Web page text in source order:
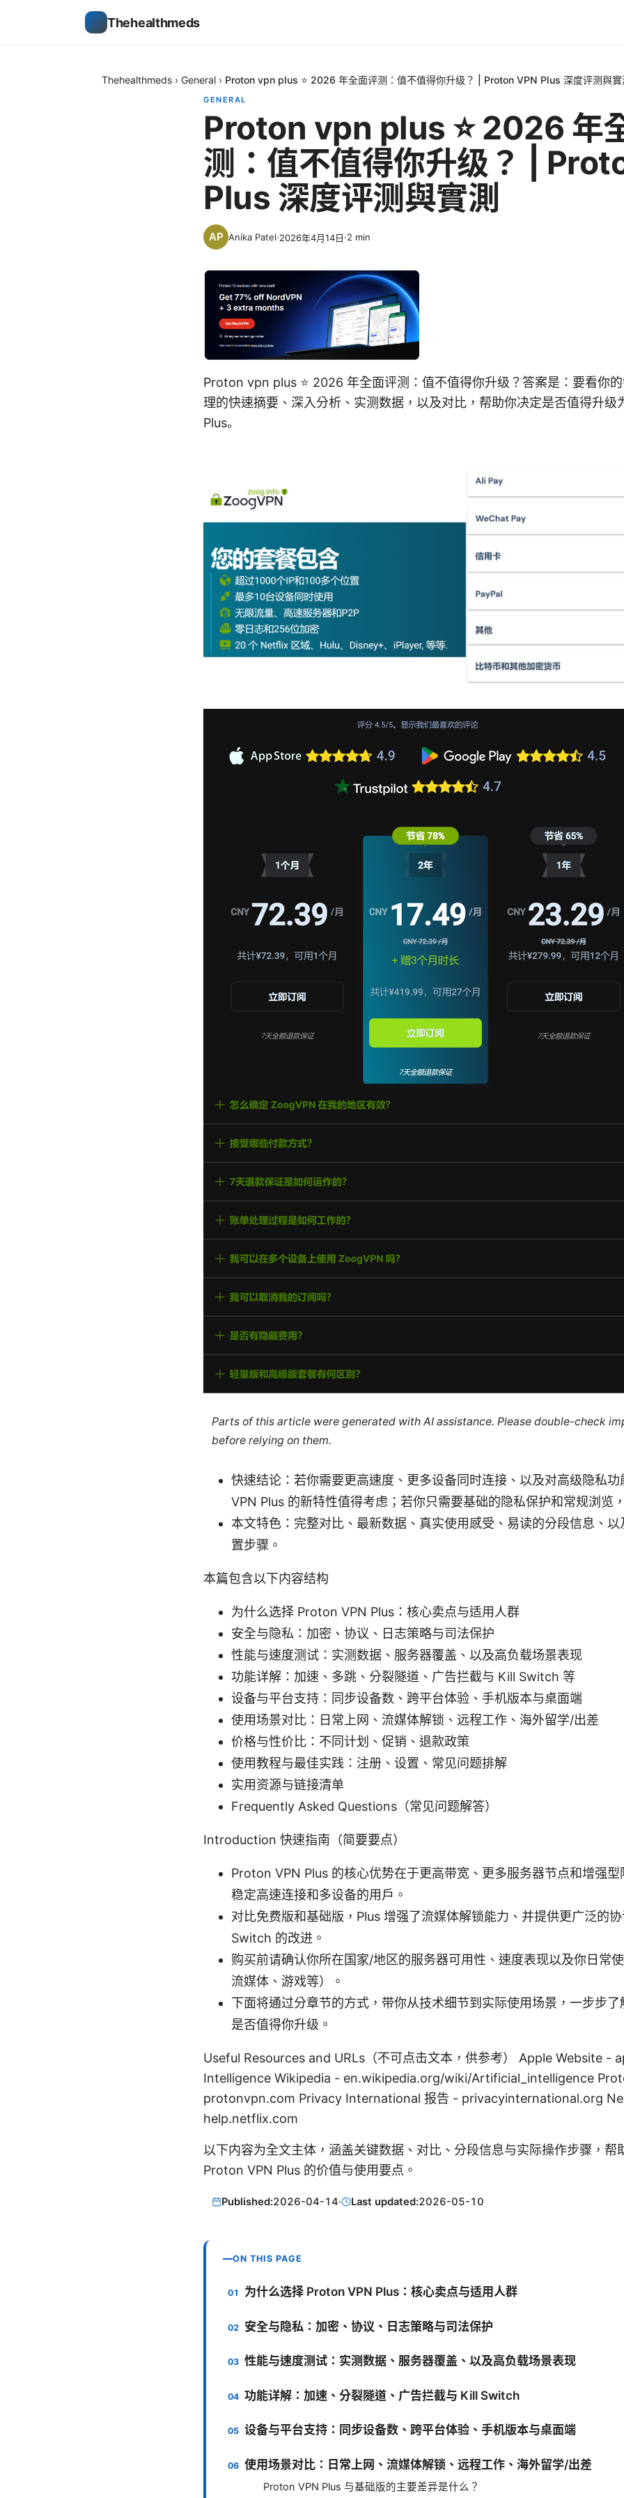
Thehealthmeds
Thehealthmeds › General › Proton vpn plus ⭐ 2026 年全面评测：值不值得你升级？ | Proton VPN Plus 深度评测與實
GENERAL
Proton vpn plus ⭐ 2026 年
测：值不值得你升级？ |
Plus 深度评测與實測
Anika Patel·2026年4月14日·2 min
Proton vpn plus ⭐ 2026 年全面评测：值不值得你升级？答案是：要看你
理的快速摘要、深入分析、实测数据，以及对比，帮助你决定是否值得升级
Plus。
Parts of this article were generated with AI assistance. Please double-check
before relying on them.
快速结论：若你需要更高速度、更多设备同时连接、以及对高级隐私
VPN Plus 的新特性值得考虑；若你只需要基础的隐私保护和常规浏览
本文特色：完整对比、最新数据、真实使用感受、易读的分段信息、
置步骤。
本篇包含以下内容结构
为什么选择 Proton VPN Plus：核心卖点与适用人群
安全与隐私：加密、协议、日志策略与司法保护
性能与速度测试：实测数据、服务器覆盖、以及高负载场景表现
功能详解：加速、多跳、分裂隧道、广告拦截与 Kill Switch 等
设备与平台支持：同步设备数、跨平台体验、手机版本与桌面端
使用场景对比：日常上网、流媒体解锁、远程工作、海外留学/出差
价格与性价比：不同计划、促销、退款政策
使用教程与最佳实践：注册、设置、常见问题排解
实用资源与链接清单
Frequently Asked Questions（常见问题解答）
Introduction 快速指南（简要要点）
Proton VPN Plus 的核心优势在于更高带宽、更多服务器节点和增强型
稳定高速连接和多设备的用户。
对比免费版和基础版，Plus 增强了流媒体解锁能力、并提供更广泛的
Switch 的改进。
购买前请确认你所在国家/地区的服务器可用性、速度表现以及你日常
流媒体、游戏等）。
下面将通过分章节的方式，带你从技术细节到实际使用场景，一步步
是否值得你升级。
Useful Resources and URLs（不可点击文本，供参考） Apple Website -
Intelligence Wikipedia - en.wikipedia.org/wiki/Artificial_intelligence
protonvpn.com Privacy International 报告 - privacyinternational.org
help.netflix.com
以下内容为全文主体，涵盖关键数据、对比、分段信息与实际操作步骤，帮
Proton VPN Plus 的价值与使用要点。
Published:2026-04-14· Last updated:2026-05-10
ON THIS PAGE
为什么选择 Proton VPN Plus：核心卖点与适用人群
安全与隐私：加密、协议、日志策略与司法保护
性能与速度测试：实测数据、服务器覆盖、以及高负载场景表现
功能详解：加速、分裂隧道、广告拦截与 Kill Switch
设备与平台支持：同步设备数、跨平台体验、手机版本与桌面端
使用场景对比：日常上网、流媒体解锁、远程工作、海外留学/出差
Proton VPN Plus 与基础版的主要差异是什么？